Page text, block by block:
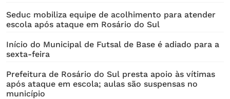
Seduc mobiliza equipe de acolhimento para atender
escola após ataque em Rosário do Sul
Início do Municipal de Futsal de Base é adiado para a
sexta-feira
Prefeitura de Rosário do Sul presta apoio às vítimas
após ataque em escola; aulas são suspensas no
município